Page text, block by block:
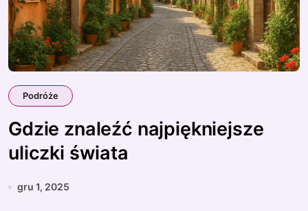
Podróże
Gdzie znaleźć najpiękniejsze
uliczki świata
gru 1, 2025